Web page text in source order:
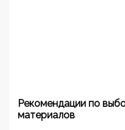
Рекомендации по
материалов